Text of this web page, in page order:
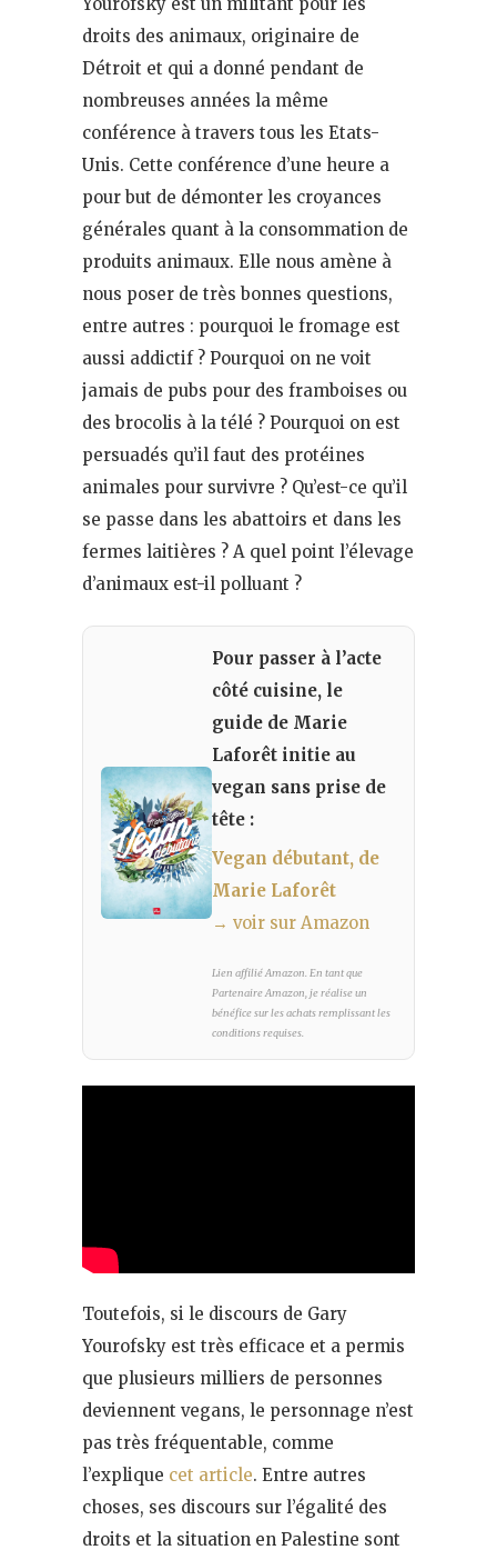
droits des animaux, originaire de
Détroit et qui a donné pendant de
nombreuses années la même
conférence à travers tous les Etats-
Unis. Cette conférence d’une heure a
pour but de démonter les croyances
générales quant à la consommation de
produits animaux. Elle nous amène à
nous poser de très bonnes questions,
entre autres : pourquoi le fromage est
aussi addictif ? Pourquoi on ne voit
jamais de pubs pour des framboises ou
des brocolis à la télé ? Pourquoi on est
persuadés qu’il faut des protéines
animales pour survivre ? Qu’est-ce qu’il
se passe dans les abattoirs et dans les
fermes laitières ? A quel point l’élevage
d’animaux est-il polluant ?
Pour passer à l’acte
côté cuisine, le
guide de Marie
Laforêt initie au
vegan sans prise de
tête :
Vegan débutant, de
Marie Laforêt
→ voir sur Amazon
Lien affilié Amazon. En tant que
Partenaire Amazon, je réalise un
bénéfice sur les achats remplissant les
conditions requises.
Toutefois, si le discours de Gary
Yourofsky est très efficace et a permis
que plusieurs milliers de personnes
deviennent vegans, le personnage n’est
pas très fréquentable, comme
l’explique cet article. Entre autres
choses, ses discours sur l’égalité des
droits et la situation en Palestine sont